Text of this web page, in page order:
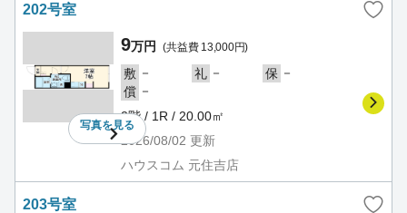
202号室
写真を見る
9万円 (共益費 13,000円)
敷 － 礼 － 保 －
償 －
2階 / 1R / 20.00㎡
2026/08/02 更新
ハウスコム 元住吉店
203号室